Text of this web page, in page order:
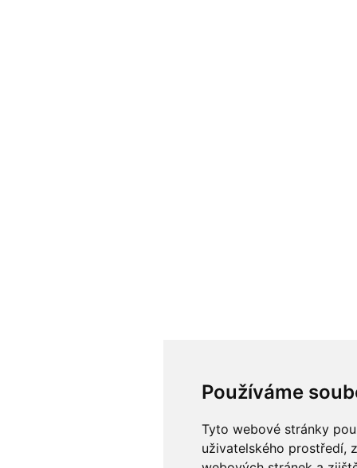
Používáme
Tyto webové stránky
uživatelského prostředí,